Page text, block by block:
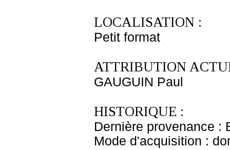
LOCALISATION :
Petit format
ATTRIBUTION
GAUGUIN Paul
HISTORIQUE :
Dernière provenance :
Mode d'acquisition :